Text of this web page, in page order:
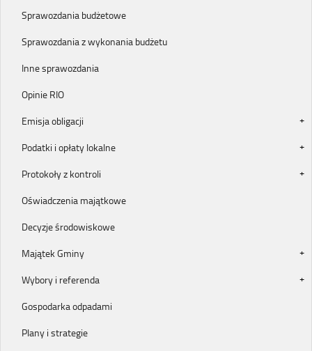
Sprawozdania budżetowe
Sprawozdania z wykonania budżetu
Inne sprawozdania
Opinie RIO
Emisja obligacji
Podatki i opłaty lokalne
Protokoły z kontroli
Oświadczenia majątkowe
Decyzje środowiskowe
Majątek Gminy
Wybory i referenda
Gospodarka odpadami
Plany i strategie